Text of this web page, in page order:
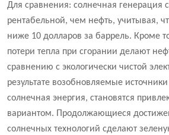
Для сравнения: солнечная генерация
рентабельной, чем нефть, учитывая,
ниже 10 долларов за баррель. Кроме
потери тепла при сгорании делают
сравнению с экологически чистой
результате возобновляемые
солнечная энергия, становятся
вариантом. Продолжающиеся
солнечных технологий сделают